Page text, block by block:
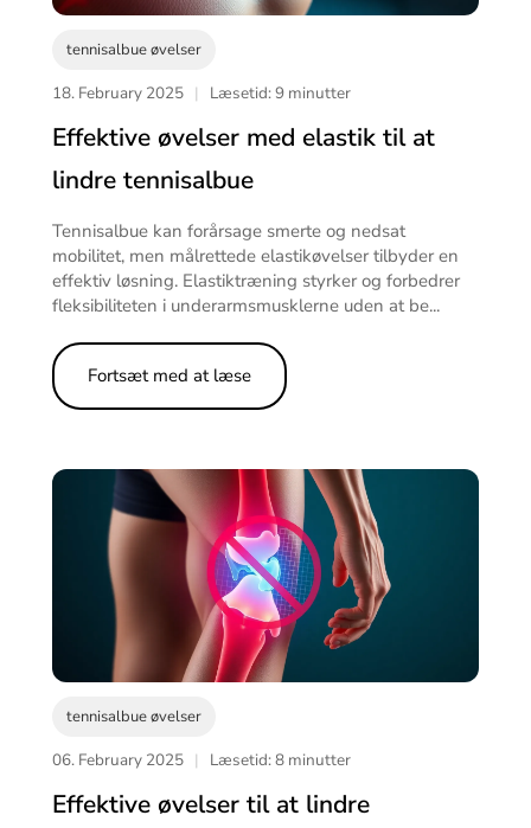
tennisalbue øvelser
18. February 2025 | Læsetid: 9 minutter
Effektive øvelser med elastik til at
lindre tennisalbue
Tennisalbue kan forårsage smerte og nedsat
mobilitet, men målrettede elastikøvelser tilbyder en
effektiv løsning. Elastiktræning styrker og forbedrer
fleksibiliteten i underarmsmusklerne uden at be...
Fortsæt med at læse
tennisalbue øvelser
06. February 2025 | Læsetid: 8 minutter
Effektive øvelser til at lindre